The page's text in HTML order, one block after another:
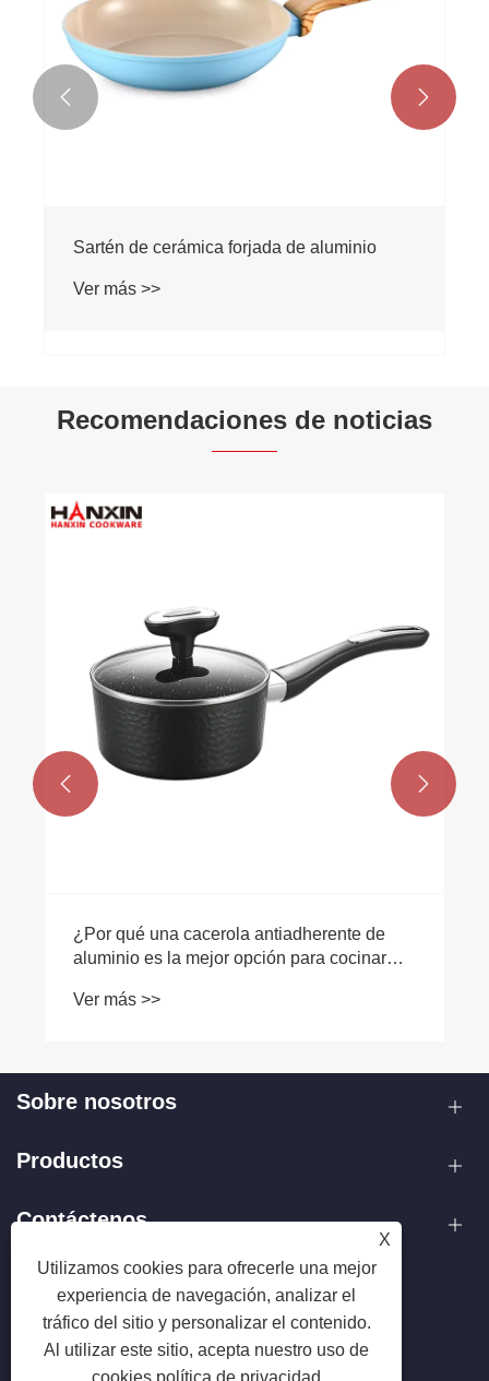
Sartén de cerámica forjada de aluminio
Ver más >>
 
Recomendaciones de noticias
cacerola antiadherente de
la mejor opción para cocinar
Ver más >>
 
Sobre nosotros
Productos
Contáctenos
SÍGANOS
X
Utilizamos cookies para ofrecerle una mejor
experiencia de navegación, analizar el
tráfico del sitio y personalizar el contenido.
Al utilizar este sitio, acepta nuestro uso de
cookies. política de privacidad